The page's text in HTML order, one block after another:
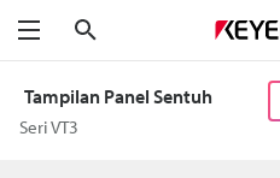
Menu
Tampilan Panel Sentuh
Seri VT3